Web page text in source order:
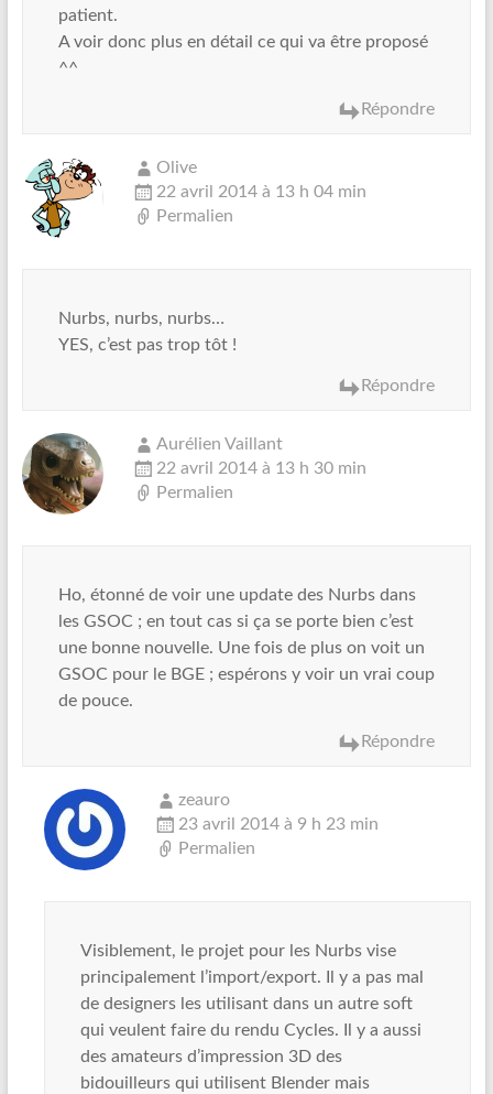
patient.
A voir donc plus en détail ce qui va être proposé
^^
Répondre
Olive
22 avril 2014 à 13 h 04 min
Permalien
Nurbs, nurbs, nurbs…
YES, c’est pas trop tôt !
Répondre
Aurélien Vaillant
22 avril 2014 à 13 h 30 min
Permalien
Ho, étonné de voir une update des Nurbs dans
les GSOC ; en tout cas si ça se porte bien c’est
une bonne nouvelle. Une fois de plus on voit un
GSOC pour le BGE ; espérons y voir un vrai coup
de pouce.
Répondre
zeauro
23 avril 2014 à 9 h 23 min
Permalien
Visiblement, le projet pour les Nurbs vise
principalement l’import/export. Il y a pas mal
de designers les utilisant dans un autre soft
qui veulent faire du rendu Cycles. Il y a aussi
des amateurs d’impression 3D des
bidouilleurs qui utilisent Blender mais